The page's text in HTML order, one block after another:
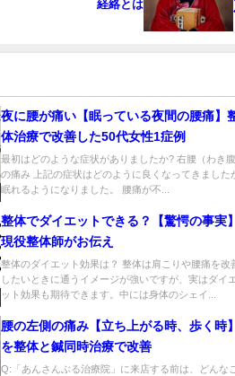
経絡とは
夜に腰が痛い【眠っている夜間の腰痛】
体治療で改善した50代女性1症例
最初はどのような症状がありましたか? 右腰（わき腹
の痛み 上記の症状はどのように良くなってきました
眠れるようになりました。 腰痛が不...
整体でダイエットできる？【驚愕の事実】
現役整体師がお伝え
整体のダイエット効果は？ 整体は肩こりや腰痛を改
したいときに通うイメージが強いですが、実はダイ
ット効果も期待できます。中には身体のシェイ...
腰の左側の痛み【立ち上がる時、歩く時】
を整体と鍼同時治療で改善
Q:「あんさんぶる治療院」に来店する前は、どんなこ